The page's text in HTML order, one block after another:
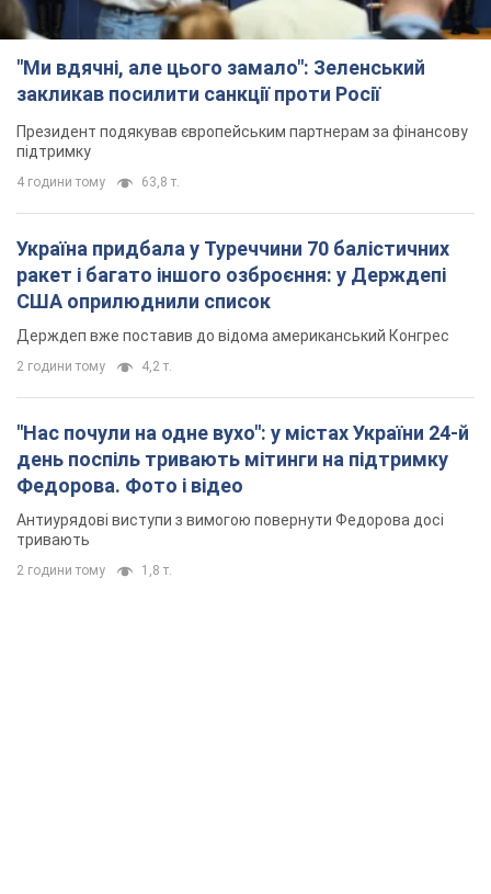
"Ми вдячні, але цього замало": Зеленський
закликав посилити санкції проти Росії
Президент подякував європейським партнерам за фінансову
підтримку
4 години тому 63,8 т.
Україна придбала у Туреччини 70 балістичних
ракет і багато іншого озброєння: у Держдепі
США оприлюднили список
Держдеп вже поставив до відома американський Конгрес
2 години тому 4,2 т.
"Нас почули на одне вухо": у містах України 24-й
день поспіль тривають мітинги на підтримку
Федорова. Фото і відео
Антиурядові виступи з вимогою повернути Федорова досі
тривають
2 години тому 1,8 т.